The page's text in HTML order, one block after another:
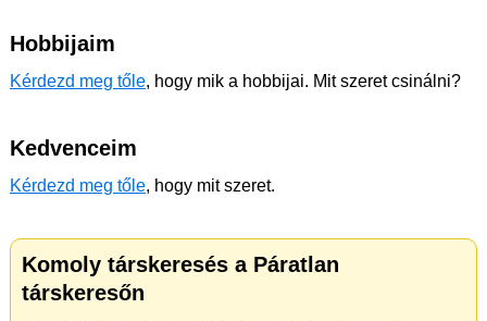
Hobbijaim
Kérdezd meg tőle, hogy mik a hobbijai. Mit szeret csinálni?
Kedvenceim
Kérdezd meg tőle, hogy mit szeret.
Komoly társkeresés a Páratlan
társkeresőn